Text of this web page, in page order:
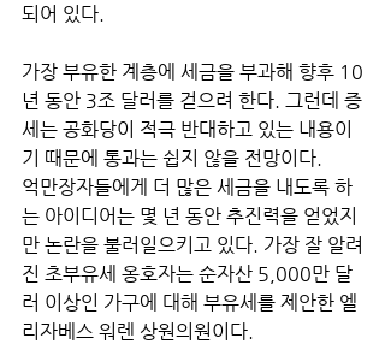
되어 있다.
가장 부유한 계층에 세금을 부과해 향후 10
년 동안 3조 달러를 걷으려 한다. 그런데 증
세는 공화당이 적극 반대하고 있는 내용이
기 때문에 통과는 쉽지 않을 전망이다.
억만장자들에게 더 많은 세금을 내도록 하
는 아이디어는 몇 년 동안 추진력을 얻었지
만 논란을 불러일으키고 있다. 가장 잘 알려
진 초부유세 옹호자는 순자산 5,000만 달
러 이상인 가구에 대해 부유세를 제안한 엘
리자베스 워렌 상원의원이다.